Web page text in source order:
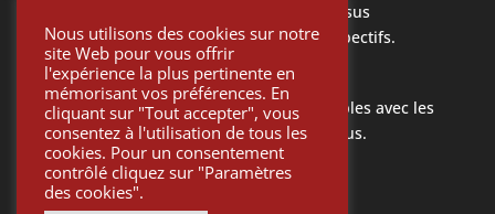
Toutes les marques mentionnées ci dessus
appartiennent à leurs propriétaires respectifs.
Toutes les pièces Protétik sont compatibles avec les
différents systèmes mentionnés ci-dessus.
Nous utilisons des cookies sur notre
site Web pour vous offrir
l'expérience la plus pertinente en
mémorisant vos préférences. En
cliquant sur "Tout accepter", vous
consentez à l'utilisation de tous les
cookies. Pour un consentement
contrôlé cliquez sur "Paramètres
des cookies".